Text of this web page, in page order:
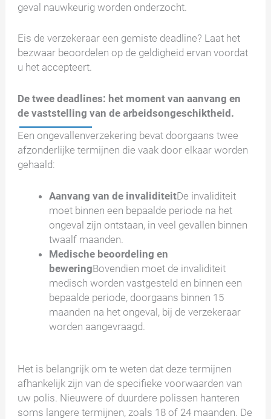
geval nauwkeurig worden onderzocht.
Eis de verzekeraar een gemiste deadline? Laat het
bezwaar beoordelen op de geldigheid ervan voordat
u het accepteert.
De twee deadlines: het moment van aanvang en
de vaststelling van de arbeidsongeschiktheid.
Een ongevallenverzekering bevat doorgaans twee
afzonderlijke termijnen die vaak door elkaar worden
gehaald:
Aanvang van de invaliditeitDe invaliditeit
moet binnen een bepaalde periode na het
ongeval zijn ontstaan, in veel gevallen binnen
twaalf maanden.
Medische beoordeling en
beweringBovendien moet de invaliditeit
medisch worden vastgesteld en binnen een
bepaalde periode, doorgaans binnen 15
maanden na het ongeval, bij de verzekeraar
worden aangevraagd.
Het is belangrijk om te weten dat deze termijnen
afhankelijk zijn van de specifieke voorwaarden van
uw polis. Nieuwere of duurdere polissen hanteren
soms langere termijnen, zoals 18 of 24 maanden. De